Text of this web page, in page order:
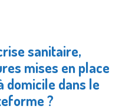
sanitaire,
mises en place
domicile dans le
?